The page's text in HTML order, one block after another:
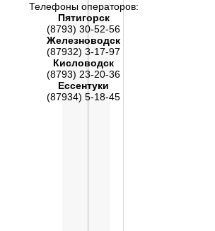
Телефоны операторов:
Пятигорск
(8793) 30-52-56
Железноводск
(87932) 3-17-97
Кисловодск
(8793) 23-20-36
Ессентуки
(87934) 5-18-45